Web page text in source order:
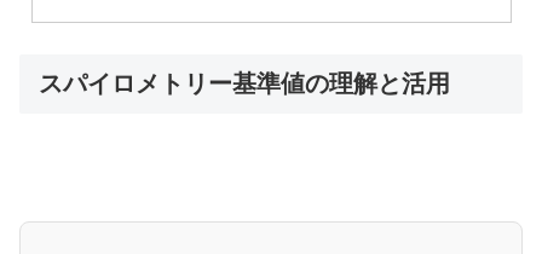
スパイロメトリー基準値の理解と活用